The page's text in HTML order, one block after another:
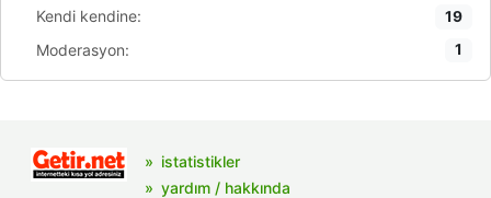
Kendi kendine: 19
Moderasyon: 1
istatistikler
yardım / hakkında